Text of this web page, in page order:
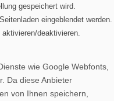
gespeichert wird.
eingeblendet werden.
deaktivieren.
wie Google Webfonts,
Da diese Anbieter
von Ihnen speichern,